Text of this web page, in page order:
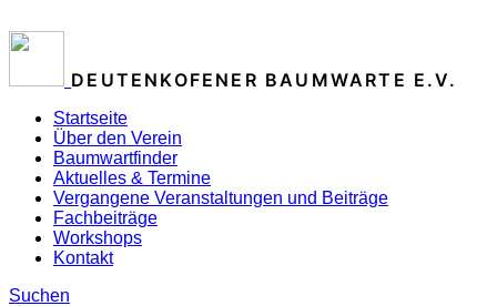
DEUTENKOFENER BAUMWARTE E.V.
Startseite
Über den Verein
Baumwartfinder
Aktuelles & Termine
Vergangene Veranstaltungen und Beiträge
Fachbeiträge
Workshops
Kontakt
Suchen